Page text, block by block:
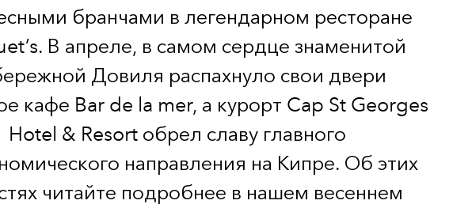
бранчами в легендарном ресторане
В апреле, в самом сердце знаменитой
Довиля распахнуло свои двери
кафе Bar de la mer, а курорт Cap St Georges
Hotel & Resort обрел славу главного
направления на Кипре. Об этих
читайте подробнее в нашем весеннем